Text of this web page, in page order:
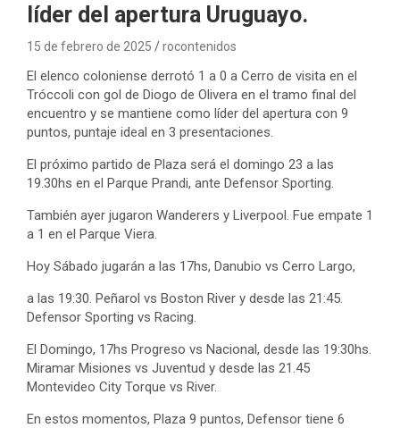
líder del apertura Uruguayo.
15 de febrero de 2025 rocontenidos
El elenco coloniense derrotó 1 a 0 a Cerro de visita en el
Tróccoli con gol de Diogo de Olivera en el tramo final del
encuentro y se mantiene como líder del apertura con 9
puntos, puntaje ideal en 3 presentaciones.
El próximo partido de Plaza será el domingo 23 a las
19.30hs en el Parque Prandi, ante Defensor Sporting.
También ayer jugaron Wanderers y Liverpool. Fue empate 1
a 1 en el Parque Viera.
Hoy Sábado jugarán a las 17hs, Danubio vs Cerro Largo,
a las 19:30. Peñarol vs Boston River y desde las 21:45.
Defensor Sporting vs Racing.
El Domingo, 17hs Progreso vs Nacional, desde las 19:30hs.
Miramar Misiones vs Juventud y desde las 21.45
Montevideo City Torque vs River.
En estos momentos, Plaza 9 puntos, Defensor tiene 6